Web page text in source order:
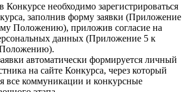
Конкурсе необходимо зарегистрироваться
заполнив форму заявки (Приложение
Положению), приложив согласие на
данных (Приложение 5 к
автоматически формируется личный
на сайте Конкурса, через который
все коммуникации и конкурсные